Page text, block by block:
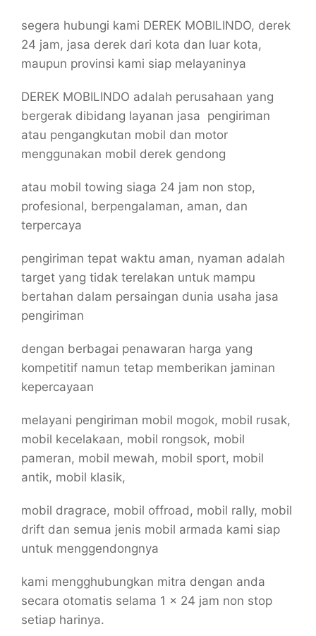
segera hubungi kami DEREK MOBILINDO, derek
24 jam, jasa derek dari kota dan luar kota,
maupun provinsi kami siap melayaninya
DEREK MOBILINDO adalah perusahaan yang
bergerak dibidang layanan jasa pengiriman
atau pengangkutan mobil dan motor
menggunakan mobil derek gendong
atau mobil towing siaga 24 jam non stop,
profesional, berpengalaman, aman, dan
terpercaya
pengiriman tepat waktu aman, nyaman adalah
target yang tidak terelakan untuk mampu
bertahan dalam persaingan dunia usaha jasa
pengiriman
dengan berbagai penawaran harga yang
kompetitif namun tetap memberikan jaminan
kepercayaan
melayani pengiriman mobil mogok, mobil rusak,
mobil kecelakaan, mobil rongsok, mobil
pameran, mobil mewah, mobil sport, mobil
antik, mobil klasik,
mobil dragrace, mobil offroad, mobil rally, mobil
drift dan semua jenis mobil armada kami siap
untuk menggendongnya
kami mengghubungkan mitra dengan anda
secara otomatis selama 1 x 24 jam non stop
setiap harinya.